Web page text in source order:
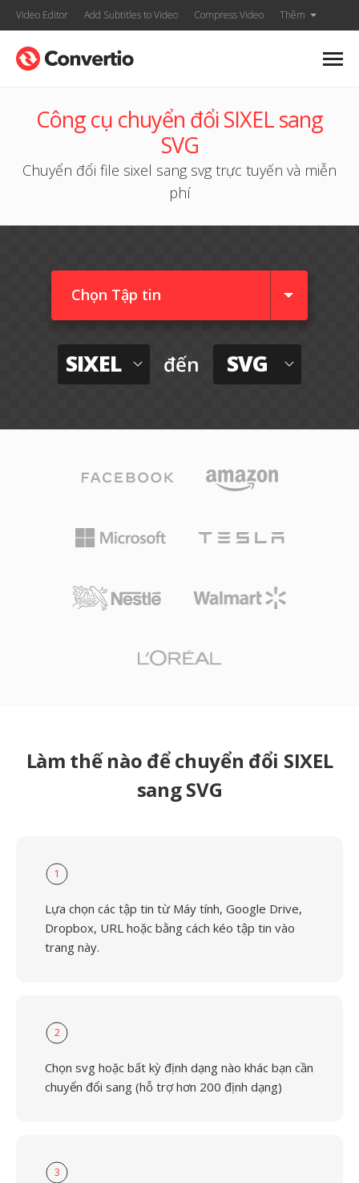
Video Editor Add Subtitles to Video Compress Video Thêm
Công cụ chuyển đổi SIXEL sang
SVG
Chuyển đổi file sixel sang svg trực tuyến và miễn
phí
Chọn Tập tin
SIXEL đến SVG
Làm thế nào để chuyển đổi SIXEL
sang SVG
1
Lựa chọn các tập tin từ Máy tính, Google Drive,
Dropbox, URL hoặc bằng cách kéo tập tin vào
trang này.
2
Chọn svg hoặc bất kỳ định dạng nào khác bạn cần
chuyển đổi sang (hỗ trợ hơn 200 định dạng)
3